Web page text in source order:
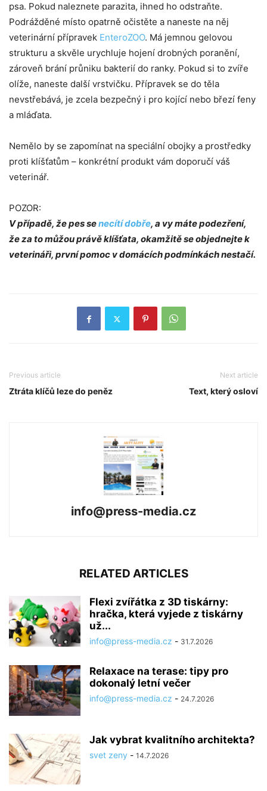
psa. Pokud naleznete parazita, ihned ho odstraňte.
Podrážděné místo opatrně očistěte a naneste na něj
veterinární přípravek EnteroZOO. Má jemnou gelovou
strukturu a skvěle urychluje hojení drobných poranění,
zároveň brání průniku bakterií do ranky. Pokud si to zvíře
olíže, naneste další vrstvičku. Přípravek se do těla
nevstřebává, je zcela bezpečný i pro kojící nebo březí feny
a mláďata.
Nemělo by se zapomínat na speciální obojky a prostředky
proti klíšťatům – konkrétní produkt vám doporučí váš
veterinář.
POZOR:
V případě, že pes senecítí dobře, a vy máte podezření,
že za to můžou právě klíšťata, okamžitě se objednejte k
veterináři, první pomoc v domácích podmínkách nestačí.
Previous article
Ztráta klíčů leze do peněz
Next article
Text, který osloví
info@press-media.cz
RELATED ARTICLES
Flexi zvířátka z 3D tiskárny:
hračka, která vyjede z tiskárny
už...
info@press-media.cz - 31.7.2026
Relaxace na terase: tipy pro
dokonalý letní večer
info@press-media.cz - 24.7.2026
Jak vybrat kvalitního architekta?
svet zeny - 14.7.2026